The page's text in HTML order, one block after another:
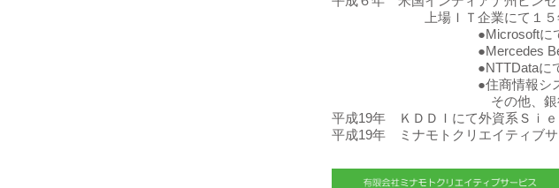
上場ＩＴ企業にて１５年
●Microsoftにてヘル
●Mercedes Benz
●NTTDataにてシステ
●住商情報システムに
その他、銀行・証券・
平成19年 ＫＤＤＩにて外資系Ｓｉｅ
平成19年 ミナモトクリエイティブ